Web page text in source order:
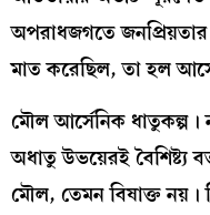
অপরাধজগতে জনপ্রিয়তার
মাত করেছিল, তা হল
মৌল আর্সেনিক
অধাতু উভয়েরই বৈশিষ্ট্য
মৌল, তেমন বিষাক্ত